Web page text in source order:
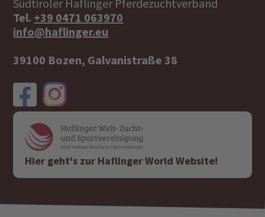
Südtiroler Haflinger Pferdezuchtverband
Tel. +39 0471 063970
info@haflinger.eu
39100 Bozen, Galvanistraße 38
Hier geht's zur Haflinger World Website!